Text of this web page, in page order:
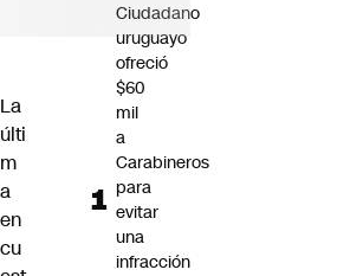
La
últi
m
a
en
cu
Ciudadano
uruguayo
ofreció
$60
mil
a
Carabineros
para
evitar
una
infracción